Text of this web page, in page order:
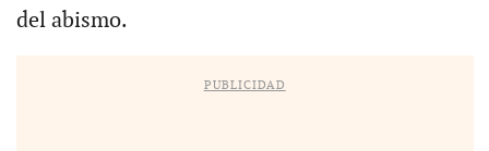
del abismo.
PUBLICIDAD